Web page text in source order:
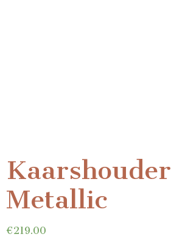
Kaarshouder
Metallic
€219.00